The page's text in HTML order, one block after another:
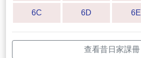
6C 6D 6E
查看昔日家課冊